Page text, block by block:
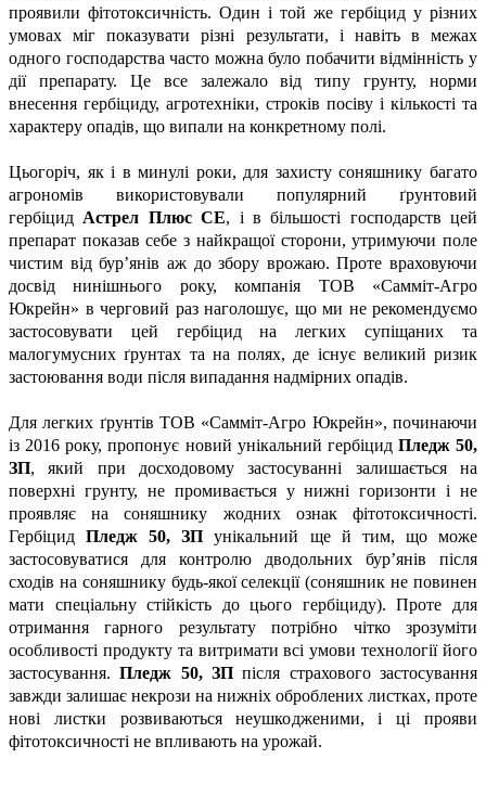
проявили фітотоксичність. Один і той же гербіцид у різних
умовах міг показувати різні результати, і навіть в межах
одного господарства часто можна було побачити відмінність у
дії препарату. Це все залежало від типу грунту, норми
внесення гербіциду, агротехніки, строків посіву і кількості та
характеру опадів, що випали на конкретному полі.
Цьогоріч, як і в минулі роки, для захисту соняшнику багато
агрономів використовували популярний ґрунтовий
гербіцид Астрел Плюс СЕ, і в більшості господарств цей
препарат показав себе з найкращої сторони, утримуючи поле
чистим від бур’янів аж до збору врожаю. Проте враховуючи
досвід нинішнього року, компанія ТОВ «Самміт-Агро
Юкрейн» в черговий раз наголошує, що ми не рекомендуємо
застосовувати цей гербіцид на легких супіщаних та
малогумусних ґрунтах та на полях, де існує великий ризик
застоювання води після випадання надмірних опадів.
Для легких ґрунтів ТОВ «Самміт-Агро Юкрейн», починаючи
із 2016 року, пропонує новий унікальний гербіцид Пледж 50,
ЗП, який при досходовому застосуванні залишається на
поверхні грунту, не промивається у нижні горизонти і не
проявляє на соняшнику жодних ознак фітотоксичності.
ГербіцидПледж 50, ЗП унікальний ще й тим, що може
застосовуватися для контролю дводольних бур’янів після
сходів на соняшнику будь-якої селекції (соняшник не повинен
мати спеціальну стійкість до цього гербіциду). Проте для
отримання гарного результату потрібно чітко зрозуміти
особливості продукту та витримати всі умови технології його
застосування.Пледж 50, ЗП після страхового застосування
завжди залишає некрози на нижніх оброблених листках, проте
нові листки розвиваються не­ушкодженими, і ці прояви
фітотоксичності не впливають на урожай.